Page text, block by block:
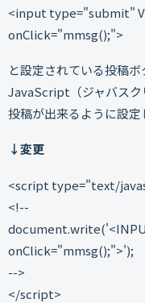
<input type="submit"
onClick="mmsg();">
と設定されている投稿ボ
JavaScript（ジャバスク
投稿が出来るように設定
↓変更
<script type="text/
<!--
onClick="mmsg();">');
-->
</script>